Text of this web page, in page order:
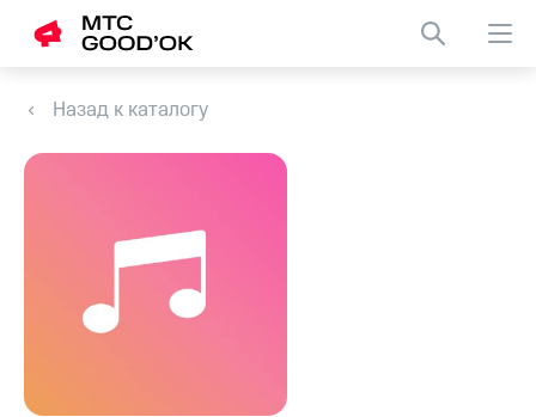
Назад к каталогу